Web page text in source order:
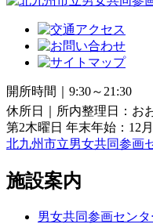
開所時間｜9:30～21:30
休所日｜所内整理日：お
第2木曜日 年末年始：12
北九州市立男女共同参画
施設案内
男女共同参画センタ